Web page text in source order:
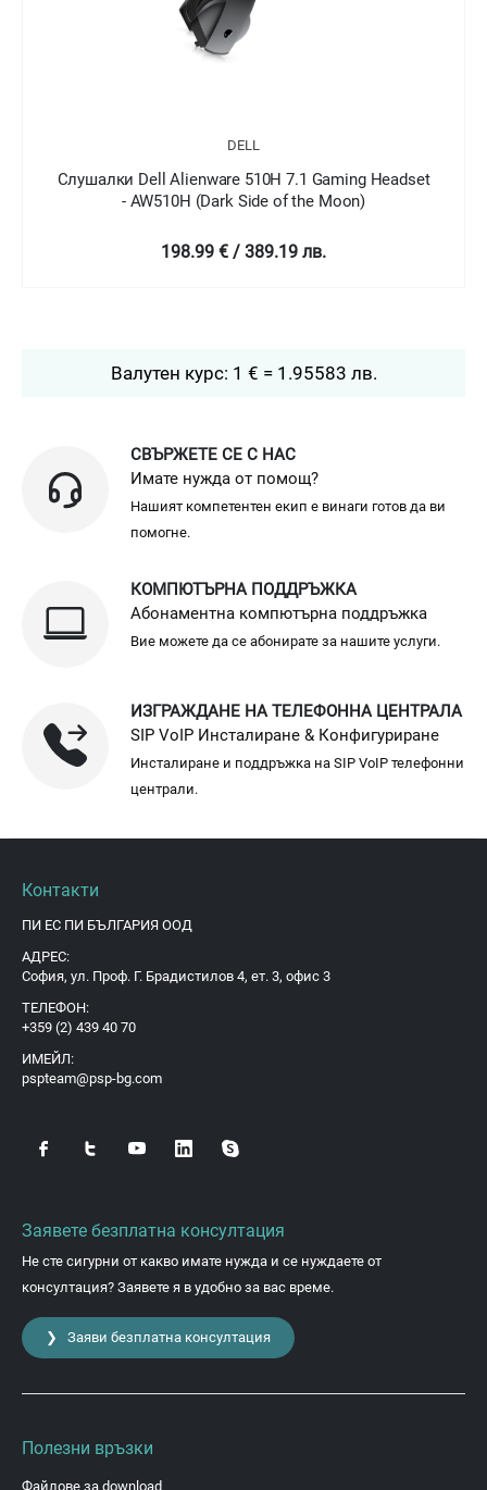
DELL
Слушалки Dell Alienware 310H Gaming Headset -
AW310H
129 € / 252.3 лв.
Валутен курс: 1 € = 1.95583 лв.
СВЪРЖЕТЕ СЕ С НАС
Имате нужда от помощ?
Нашият компетентен екип е винаги готов да ви
помогне.
КОМПЮТЪРНА ПОДДРЪЖКА
Абонаментна компютърна поддръжка
Вие можете да се абонирате за нашите услуги.
ИЗГРАЖДАНЕ НА ТЕЛЕФОННА ЦЕНТРАЛА
SIP VoIP Инсталиране & Конфигуриране
Инсталиране и поддръжка на SIP VoIP телефонни
централи.
Контакти
ПИ ЕС ПИ БЪЛГАРИЯ ООД
АДРЕС:
София, ул. Проф. Г. Брадистилов 4, ет. 3, офис 3
ТЕЛЕФОН:
+359 (2) 439 40 70
ИМЕЙЛ:
pspteam@psp-bg.com
Заявете безплатна консултация
Не сте сигурни от какво имате нужда и се нуждаете от
консултация? Заявете я в удобно за вас време.
❯ Заяви безплатна консултация
Полезни връзки
Файлове за download